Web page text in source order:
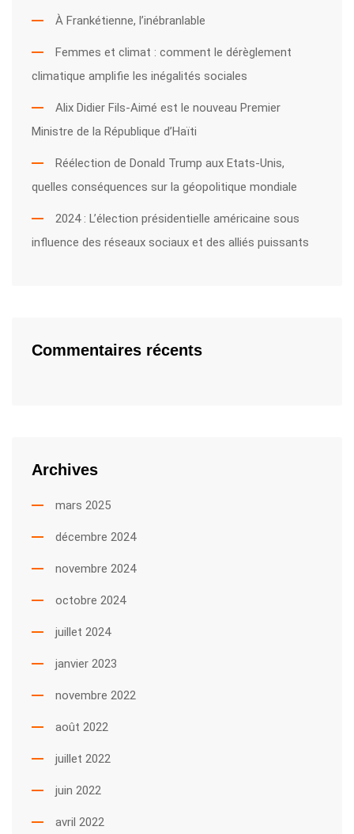
À Frankétienne, l’inébranlable
Femmes et climat : comment le dérèglement
climatique amplifie les inégalités sociales
Alix Didier Fils-Aimé est le nouveau Premier
Ministre de la République d’Haïti
Réélection de Donald Trump aux Etats-Unis,
quelles conséquences sur la géopolitique mondiale
2024 : L’élection présidentielle américaine sous
influence des réseaux sociaux et des alliés puissants
Commentaires récents
Archives
mars 2025
décembre 2024
novembre 2024
octobre 2024
juillet 2024
janvier 2023
novembre 2022
août 2022
juillet 2022
juin 2022
avril 2022